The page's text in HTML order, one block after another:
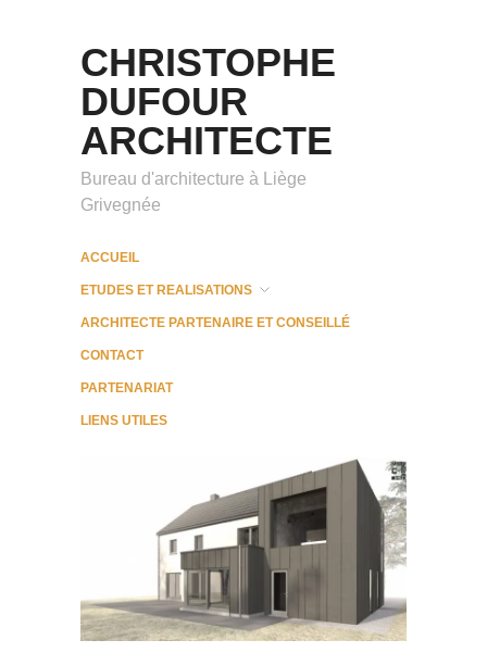
CHRISTOPHE
DUFOUR
ARCHITECTE
Bureau d'architecture à Liège
Grivegnée
ACCUEIL
ETUDES ET REALISATIONS
ARCHITECTE PARTENAIRE ET CONSEILLÉ
CONTACT
PARTENARIAT
LIENS UTILES